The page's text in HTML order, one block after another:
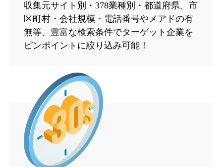
収集元サイト別・378業種別・都道府県、市
区町村・会社規模・電話番号やメアドの有
無等、豊富な検索条件でターゲット企業を
ピンポイントに絞り込み可能！